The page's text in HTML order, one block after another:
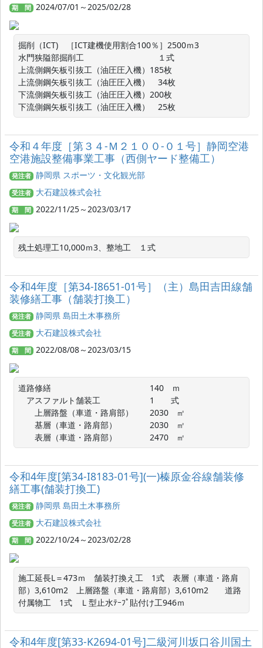
期 間 2024/07/01～2025/02/28
掘削（ICT)　［ICT建機使用割合100％］2500ｍ3
水門狭隘部掘削工　　　　　　　　　１式
上流側鋼矢板引抜工（油圧圧入機）185枚
上流側鋼矢板引抜工（油圧圧入機）　34枚
下流側鋼矢板引抜工（油圧圧入機）200枚
下流側鋼矢板引抜工（油圧圧入機）　25枚
令和４年度［第３４‐Ｍ２１００‐０１号］静岡空港
空港施設整備事業工事（西側ヤード整備工）
発注者 静岡県 スポーツ・文化観光部
受注者 大石建設株式会社
期 間 2022/11/25～2023/03/17
残土処理工10,000ｍ3、整地工　１式
令和4年度［第34-I8651-01号］（主）島田吉田線舗
装修繕工事（舗装打換工）
発注者 静岡県 島田土木事務所
受注者 大石建設株式会社
期 間 2022/08/08～2023/03/15
道路修繕　　　　　　　　　　　　140　ｍ
アスファルト舗装工　　　　　　1　　式
上層路盤（車道・路肩部）　　2030　㎡
基層（車道・路肩部）　　　　2030　㎡
表層（車道・路肩部）　　　　2470　㎡
令和4年度[第34-I8183-01号](一)榛原金谷線舗装修
繕工事(舗装打換工)
発注者 静岡県 島田土木事務所
受注者 大石建設株式会社
期 間 2022/10/24～2023/02/28
施工延長L＝473ｍ　舗装打換え工　1式　表層（車道・路肩
部）3,610m2　上層路盤（車道・路肩部）3,610m2　　道路
令和4年度[第33-K2694-01号]二級河川坂口谷川国土